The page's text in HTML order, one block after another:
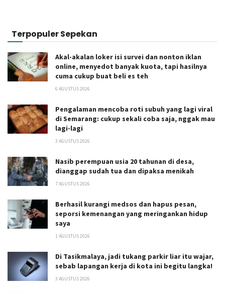
Terpopuler Sepekan
Akal-akalan loker isi survei dan nonton iklan
online, menyedot banyak kuota, tapi hasilnya
cuma cukup buat beli es teh
6 AGUSTUS 2026
Pengalaman mencoba roti subuh yang lagi viral
di Semarang: cukup sekali coba saja, nggak mau
lagi-lagi
3 AGUSTUS 2026
Nasib perempuan usia 20 tahunan di desa,
dianggap sudah tua dan dipaksa menikah
7 AGUSTUS 2026
Berhasil kurangi medsos dan hapus pesan,
seporsi kemenangan yang meringankan hidup
saya
1 AGUSTUS 2026
Di Tasikmalaya, jadi tukang parkir liar itu wajar,
sebab lapangan kerja di kota ini begitu langka!
3 AGUSTUS 2026